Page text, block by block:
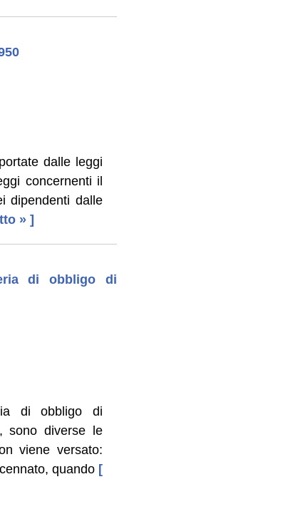
dalle leggi
concernenti il
dipendenti dalle
» ]
di obbligo di
di obbligo di
sono diverse le
viene versato:
quando [